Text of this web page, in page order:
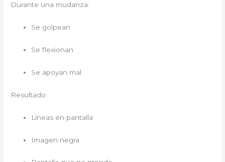
Durante una mudanza:
Se golpean
Se flexionan
Se apoyan mal
Resultado:
Líneas en pantalla
Imagen negra